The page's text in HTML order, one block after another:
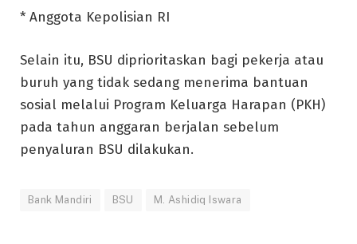
* Anggota Kepolisian RI
Selain itu, BSU diprioritaskan bagi pekerja atau
buruh yang tidak sedang menerima bantuan
sosial melalui Program Keluarga Harapan (PKH)
pada tahun anggaran berjalan sebelum
penyaluran BSU dilakukan.
Bank Mandiri BSU M. Ashidiq Iswara